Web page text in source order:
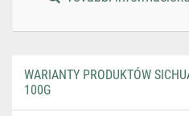
WARIANTY PRODUKTÓW
100G